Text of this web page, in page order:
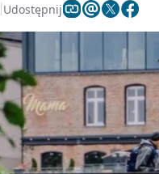
Udostępnij